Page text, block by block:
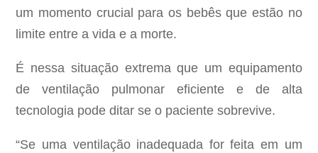
um momento crucial para os bebês que estão no
limite entre a vida e a morte.
É nessa situação extrema que um equipamento
de ventilação pulmonar eficiente e de alta
tecnologia pode ditar se o paciente sobrevive.
“Se uma ventilação inadequada for feita em um